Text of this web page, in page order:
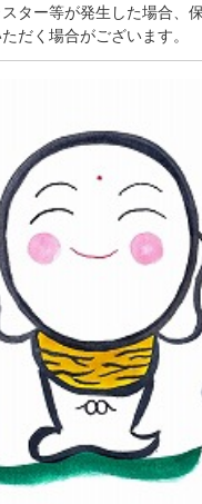
スター等が発生した場合、
だく場合がございます。